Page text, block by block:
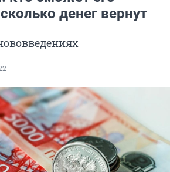
денег вернут